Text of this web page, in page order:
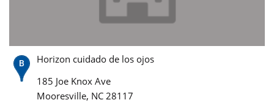
Horizon cuidado de los ojos
185 Joe Knox Ave
Mooresville, NC 28117